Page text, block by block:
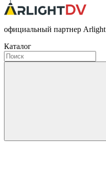
официальный партнер Arlight
Каталог